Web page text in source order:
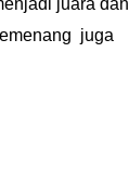
juga